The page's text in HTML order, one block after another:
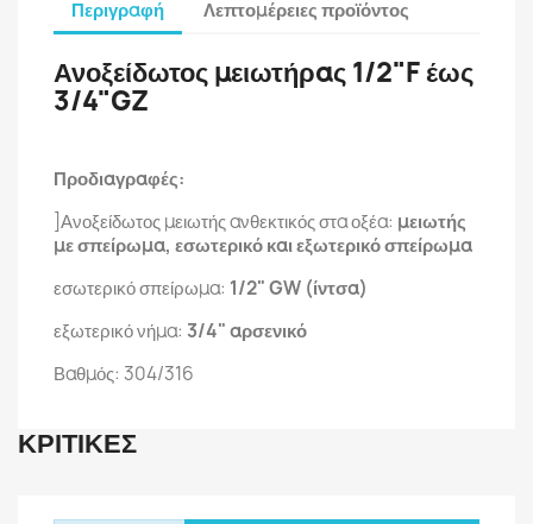
Περιγραφή Λεπτομέρειες προϊόντος
Ανοξείδωτος μειωτήρας 1/2"F έως
3/4"GZ
Προδιαγραφές:
]Ανοξείδωτος μειωτής ανθεκτικός στα οξέα: μειωτής
με σπείρωμα, εσωτερικό και εξωτερικό σπείρωμα
εσωτερικό σπείρωμα: 1/2" GW (ίντσα)
εξωτερικό νήμα: 3/4" αρσενικό
Βαθμός: 304/316
ΚΡΙΤΙΚΈΣ